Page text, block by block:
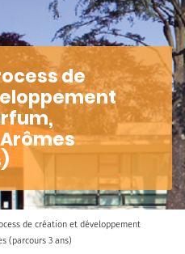
de
de création et développement
(parcours 3 ans)